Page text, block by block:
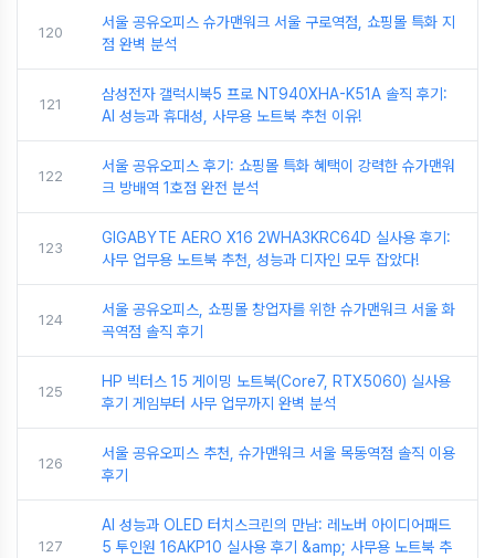
120
서울 공유오피스 슈가맨워크 서울 구로역점, 쇼핑몰 특화 지
점 완벽 분석
121
삼성전자 갤럭시북5 프로 NT940XHA-K51A 솔직 후기:
AI 성능과 휴대성, 사무용 노트북 추천 이유!
122
서울 공유오피스 후기: 쇼핑몰 특화 혜택이 강력한 슈가맨워
크 방배역 1호점 완전 분석
123
GIGABYTE AERO X16 2WHA3KRC64D 실사용 후기:
사무 업무용 노트북 추천, 성능과 디자인 모두 잡았다!
124
서울 공유오피스, 쇼핑몰 창업자를 위한 슈가맨워크 서울 화
곡역점 솔직 후기
125
HP 빅터스 15 게이밍 노트북(Core7, RTX5060) 실사용
후기 게임부터 사무 업무까지 완벽 분석
126
서울 공유오피스 추천, 슈가맨워크 서울 목동역점 솔직 이용
후기
127
AI 성능과 OLED 터치스크린의 만남: 레노버 아이디어패드
5 투인원 16AKP10 실사용 후기 &amp; 사무용 노트북 추